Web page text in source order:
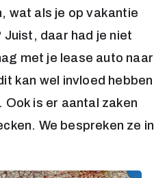
wat als je op vakantie
daar had je niet
met je lease auto naar
kan wel invloed hebben
is er aantal zaken
We bespreken ze in